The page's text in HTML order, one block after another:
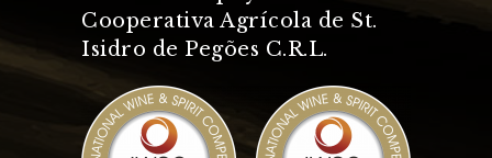
Cooperativa Agrícola de St.
Isidro de Pegões C.R.L.